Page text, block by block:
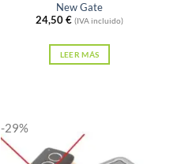
New Gate
24,50€ (IVA incluido)
LEER MÁS
-29%